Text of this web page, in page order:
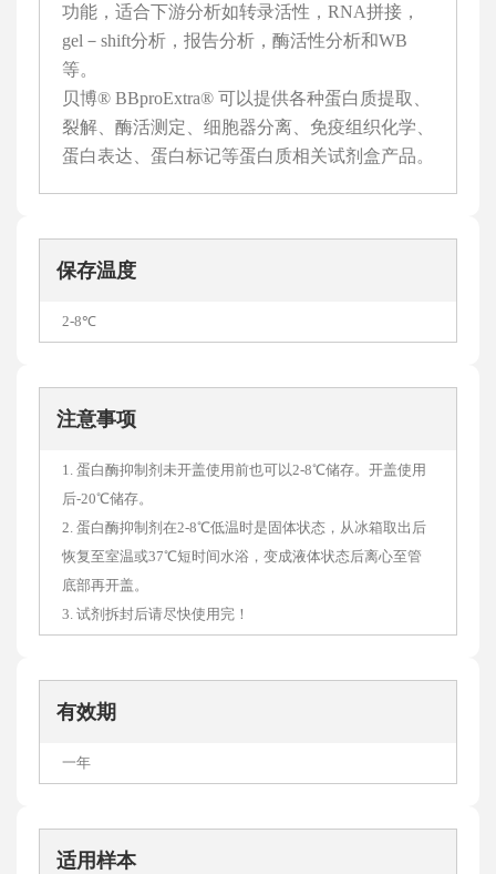
功能，适合下游分析如转录活性，RNA拼接，
gel－shift分析，报告分析，酶活性分析和WB
等。
贝博® BBproExtra® 可以提供各种蛋白质提取、
裂解、酶活测定、细胞器分离、免疫组织化学、
蛋白表达、蛋白标记等蛋白质相关试剂盒产品。
保存温度
2-8℃
注意事项
1. 蛋白酶抑制剂未开盖使用前也可以2-8℃储存。开盖使用
后-20℃储存。
2. 蛋白酶抑制剂在2-8℃低温时是固体状态，从冰箱取出后
恢复至室温或37℃短时间水浴，变成液体状态后离心至管
底部再开盖。
3. 试剂拆封后请尽快使用完！
有效期
一年
适用样本